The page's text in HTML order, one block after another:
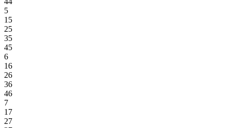
5
15
25
35
45
6
16
26
36
46
7
17
27